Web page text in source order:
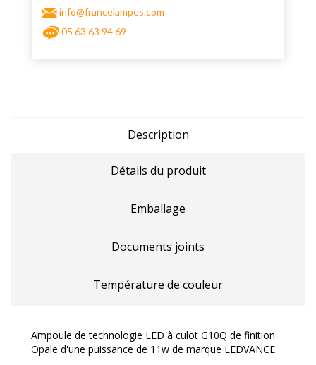
info@francelampes.com
05 63 63 94 69
Description
Détails du produit
Emballage
Documents joints
Température de couleur
Ampoule de technologie LED à culot G10Q de finition
Opale d'une puissance de 11w de marque LEDVANCE.